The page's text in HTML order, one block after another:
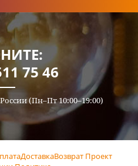
75 46
(Пн–Пт 10:00–19:00)
ДоставкаВозврат Проект